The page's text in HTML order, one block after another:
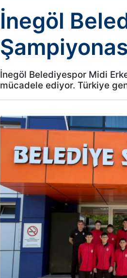
İnegöl
İnegöl Belediyespor Midi
mücadele ediyor. Türkiye